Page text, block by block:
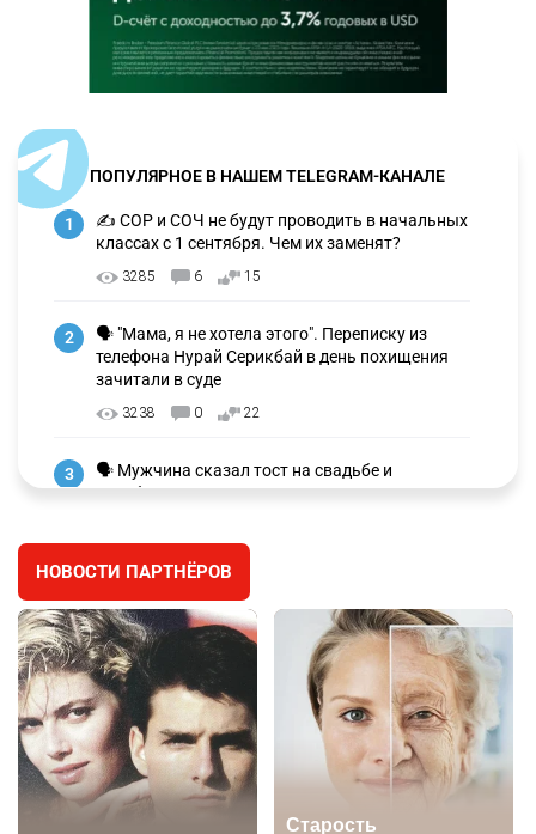
ПОПУЛЯРНОЕ В НАШЕМ TELEGRAM-КАНАЛЕ
1
✍️ СОР и СОЧ не будут проводить в начальных
классах с 1 сентября. Чем их заменят?
3285 6 15
2
🗣 "Мама, я не хотела этого". Переписку из
телефона Нурай Серикбай в день похищения
зачитали в суде
3238 0 22
3
🗣 Мужчина сказал тост на свадьбе и
заработал уголовное дело
🐏 Скота больше, а мясо дороже. Почему в
Казахстане продолжают расти цены на
баранину и конину
2678
5
⚠️ Доброе утро, друзья! Предлагаем обзор
главных новостей за 4 августа
2788 0 1
НОВОСТИ ПАРТНЁРОВ